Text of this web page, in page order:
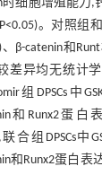
时细胞增殖能力,
。对照组
、β-catenin和
差异均无统计学
组DPSCs中
和Runx2蛋白
合组DPSCs中
和Runx2蛋白表